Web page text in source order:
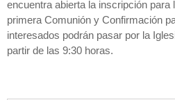
encuentra abierta la inscripción
primera Comunión y Confirmación
interesados podrán pasar por la
partir de las 9:30 horas.